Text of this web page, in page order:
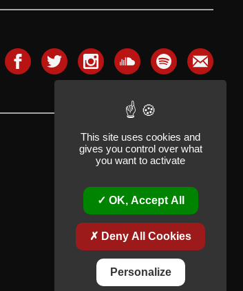
This site uses cookies and
gives you control over what
you want to activate
OK, Accept All
Deny All Cookies
Personalize